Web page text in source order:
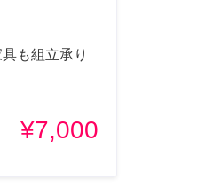
も組立承り
¥7,000